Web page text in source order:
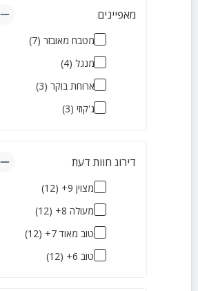
להשכרה לטווח קצר
צימרים עם בריכה מחוממת
(
7
)
צימרים עם בריכה פרטית
צימרים בקיבוצים
בקתות עץ(
3
)
מלונות בוטיק(
2
צימרים מבודדים(
2
גלמפינג (
2
)
מאפיינים
מטבח מאובזר (
7
)
מנגל (
4
)
ארוחת בוקר (
3
)
ג'קוזי (
3
)
דירוג חוות דעת
מצוין 9+ (
12
)
מעולה 8+
(
12
)
טוב מאוד 7+
(
12
)
טוב 6+
(
12
)